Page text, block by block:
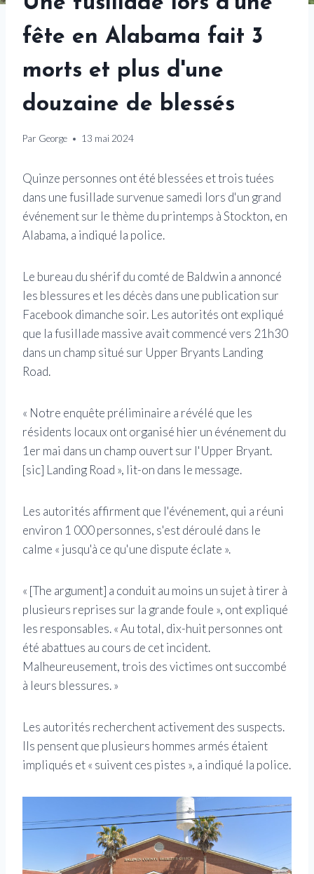
fête en Alabama fait 3
morts et plus d'une
douzaine de blessés
Par George 13 mai 2024
Quinze personnes ont été blessées et trois tuées
dans une fusillade survenue samedi lors d'un grand
événement sur le thème du printemps à Stockton, en
Alabama, a indiqué la police.
Le bureau du shérif du comté de Baldwin a annoncé
les blessures et les décès dans une publication sur
Facebook dimanche soir. Les autorités ont expliqué
que la fusillade massive avait commencé vers 21h30
dans un champ situé sur Upper Bryants Landing
Road.
« Notre enquête préliminaire a révélé que les
résidents locaux ont organisé hier un événement du
1er mai dans un champ ouvert sur l'Upper Bryant.
[sic] Landing Road », lit-on dans le message.
Les autorités affirment que l'événement, qui a réuni
environ 1 000 personnes, s'est déroulé dans le
calme « jusqu'à ce qu'une dispute éclate ».
« [The argument] a conduit au moins un sujet à tirer à
plusieurs reprises sur la grande foule », ont expliqué
les responsables. « Au total, dix-huit personnes ont
été abattues au cours de cet incident.
Malheureusement, trois des victimes ont succombé
à leurs blessures. »
Les autorités recherchent activement des suspects.
Ils pensent que plusieurs hommes armés étaient
impliqués et « suivent ces pistes », a indiqué la police.